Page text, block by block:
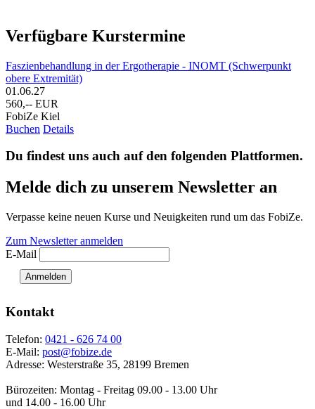
Verfügbare Kurstermine
Faszienbehandlung in der Ergotherapie - INOMT (Schwerpunkt
obere Extremität)
01.06.27
560,-- EUR
FobiZe Kiel
Buchen Details
Du findest uns auch auf den folgenden Plattformen.
Melde dich zu unserem Newsletter an
Verpasse keine neuen Kurse und Neuigkeiten rund um das FobiZe.
Zum Newsletter anmelden
E-Mail
Anmelden
Kontakt
Telefon: 0421 - 626 74 00
E-Mail: post@fobize.de
Adresse: Westerstraße 35, 28199 Bremen
Bürozeiten: Montag - Freitag 09.00 - 13.00 Uhr
und 14.00 - 16.00 Uhr